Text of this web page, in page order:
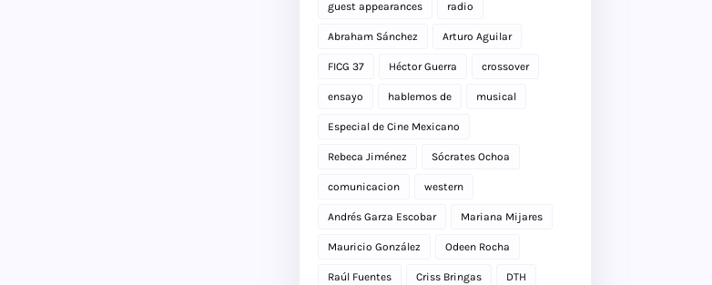
guest appearances radio
Abraham Sánchez Arturo Aguilar
FICG 37 Héctor Guerra crossover
ensayo hablemos de musical
Especial de Cine Mexicano
Rebeca Jiménez Sócrates Ochoa
comunicacion western
Andrés Garza Escobar Mariana Mijares
Mauricio González Odeen Rocha
Raúl Fuentes Criss Bringas DTH